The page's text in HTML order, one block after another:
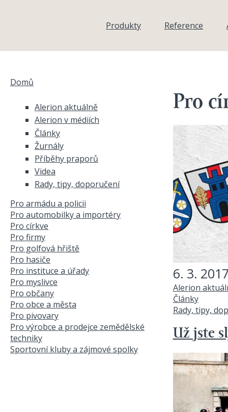
Produkty
Reference
Domů
Pro
6. 3.
Alerion
Články
Rady, tipy,
Už jste
Alerion aktuálně
Alerion v médiích
Články
Žurnály
Příběhy praporů
Videa
Rady, tipy, doporučení
Pro armádu a policii
Pro automobilky a importéry
Pro církve
Pro firmy
Pro golfová hřiště
Pro hasiče
Pro instituce a úřady
Pro myslivce
Pro občany
Pro obce a města
Pro pivovary
Pro výrobce a prodejce zemědělské
techniky
Sportovní kluby a zájmové spolky